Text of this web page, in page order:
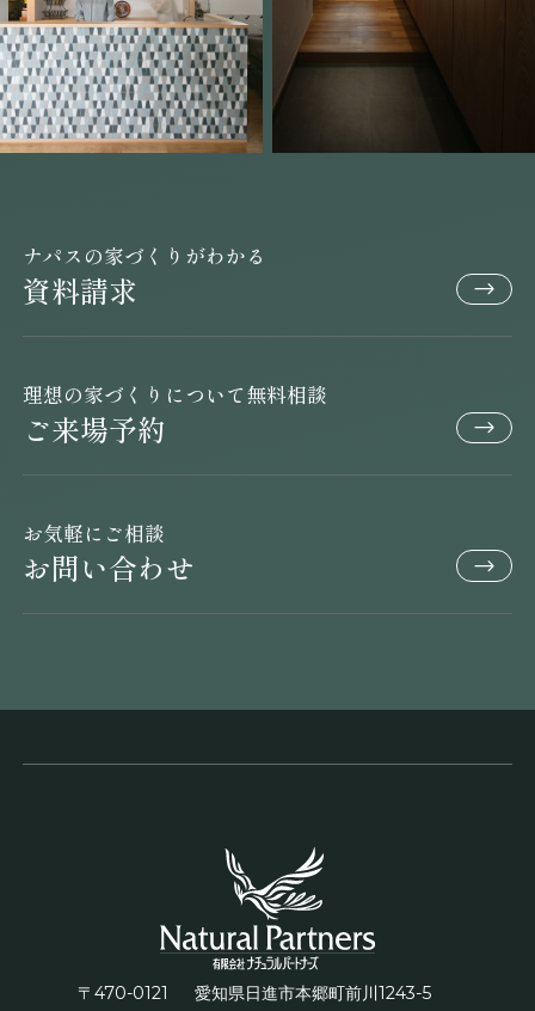
ナパスの家づくりがわかる
資料請求
理想の家づくりについて無料相談
ご来場予約
お気軽にご相談
お問い合わせ
〒470-0121 愛知県日進市本郷町前川 1243-5